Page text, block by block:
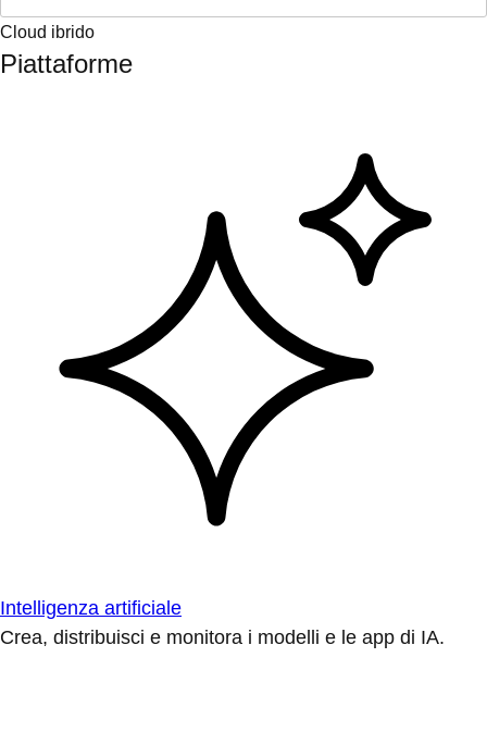
Cloud ibrido
Piattaforme
Intelligenza artificiale
Crea, distribuisci e monitora i modelli e le app di IA.